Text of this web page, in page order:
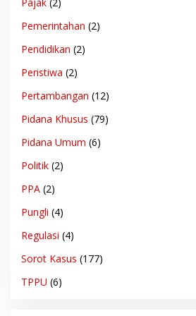
Pemerintahan (2)
Pendidikan (2)
Peristiwa (2)
Pertambangan (12)
Pidana Khusus (79)
Pidana Umum (6)
Politik (2)
PPA (2)
Pungli (4)
Regulasi (4)
Sorot Kasus (177)
TPPU (6)